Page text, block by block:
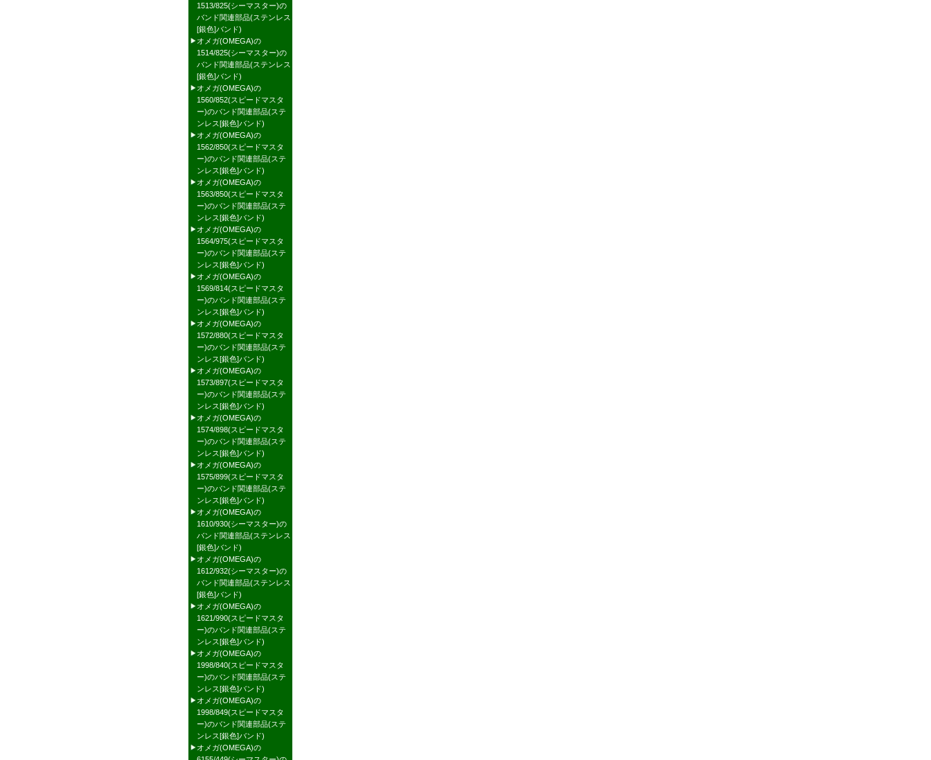
1513/825(シーマスター)の
バンド関連部品(ステンレス
[銀色]バンド)
オメガ(OMEGA)の
1514/825(シーマスター)の
バンド関連部品(ステンレス
[銀色]バンド)
オメガ(OMEGA)の
1560/852(スピードマスタ
ー)のバンド関連部品(ステ
ンレス[銀色]バンド)
オメガ(OMEGA)の
1562/850(スピードマスタ
ー)のバンド関連部品(ステ
ンレス[銀色]バンド)
オメガ(OMEGA)の
1563/850(スピードマスタ
ー)のバンド関連部品(ステ
ンレス[銀色]バンド)
オメガ(OMEGA)の
1564/975(スピードマスタ
ー)のバンド関連部品(ステ
ンレス[銀色]バンド)
オメガ(OMEGA)の
1569/814(スピードマスタ
ー)のバンド関連部品(ステ
ンレス[銀色]バンド)
オメガ(OMEGA)の
1572/880(スピードマスタ
ー)のバンド関連部品(ステ
ンレス[銀色]バンド)
オメガ(OMEGA)の
1573/897(スピードマスタ
ー)のバンド関連部品(ステ
ンレス[銀色]バンド)
オメガ(OMEGA)の
1574/898(スピードマスタ
ー)のバンド関連部品(ステ
ンレス[銀色]バンド)
オメガ(OMEGA)の
1575/899(スピードマスタ
ー)のバンド関連部品(ステ
ンレス[銀色]バンド)
オメガ(OMEGA)の
1610/930(シーマスター)の
バンド関連部品(ステンレス
[銀色]バンド)
オメガ(OMEGA)の
1612/932(シーマスター)の
バンド関連部品(ステンレス
[銀色]バンド)
オメガ(OMEGA)の
1621/990(スピードマスタ
ー)のバンド関連部品(ステ
ンレス[銀色]バンド)
オメガ(OMEGA)の
1998/840(スピードマスタ
ー)のバンド関連部品(ステ
ンレス[銀色]バンド)
オメガ(OMEGA)の
1998/849(スピードマスタ
ー)のバンド関連部品(ステ
ンレス[銀色]バンド)
オメガ(OMEGA)の